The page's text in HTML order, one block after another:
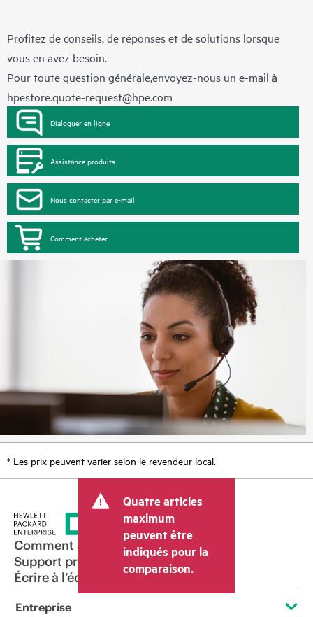
Profitez de conseils, de réponses et de solutions lorsque
vous en avez besoin.
Pour toute question générale,envoyez-nous un e-mail à
hpestore.quote-request@hpe.com
Dialoguer en ligne
Assistance produits
Nous contacter par e-mail
Comment acheter
* Les prix peuvent varier selon le revendeur local.
Quatre articles
maximum
peuvent être
indiqués pour la
comparaison.
Comment acheter
Support produit
Écrire à l’équipe commerciale
Entreprise